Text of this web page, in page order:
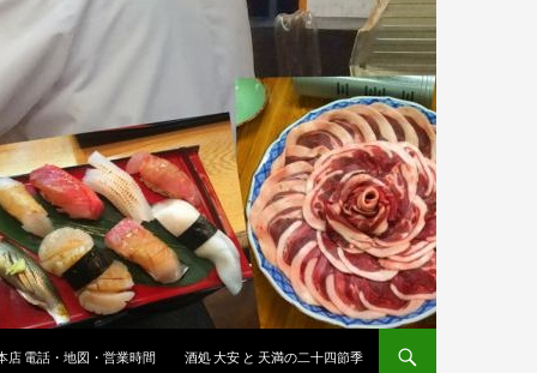
店 電話・地図・営業時間 酒処 大安 と 天満の二十四節季